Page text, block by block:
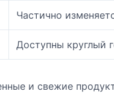
Частично
Доступны круглый
и свежие